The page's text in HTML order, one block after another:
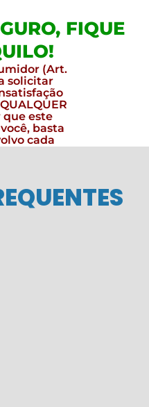
FIQUE
(Art.
solicitar
que este
basta
cada